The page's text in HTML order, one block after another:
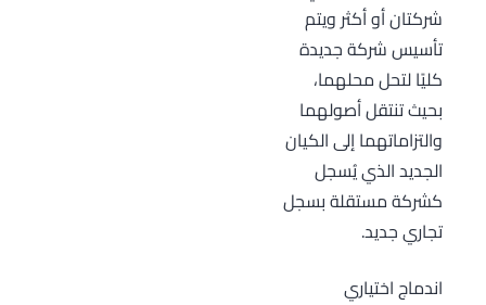
شركتان أو أكثر ويتم
تأسيس شركة جديدة
كليًا لتحل محلهما،
بحيث تنتقل أصولهما
والتزاماتهما إلى الكيان
الجديد الذي يُسجل
كشركة مستقلة بسجل
تجاري جديد.
اندماج اختياري